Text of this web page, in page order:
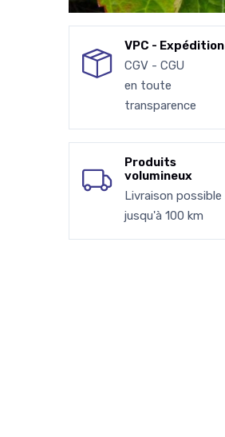
VPC - Expédition
CGV - CGU
en toute
transparence
Produits
volumineux
Livraison possible
jusqu'à 100 km